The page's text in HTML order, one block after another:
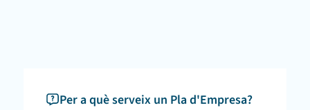
Per a què serveix un Pla d'Empresa?